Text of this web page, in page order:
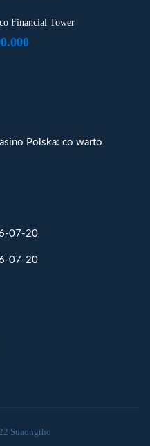
Financial Tower
Polska: co warto
07-20
07-20
Suaongtho